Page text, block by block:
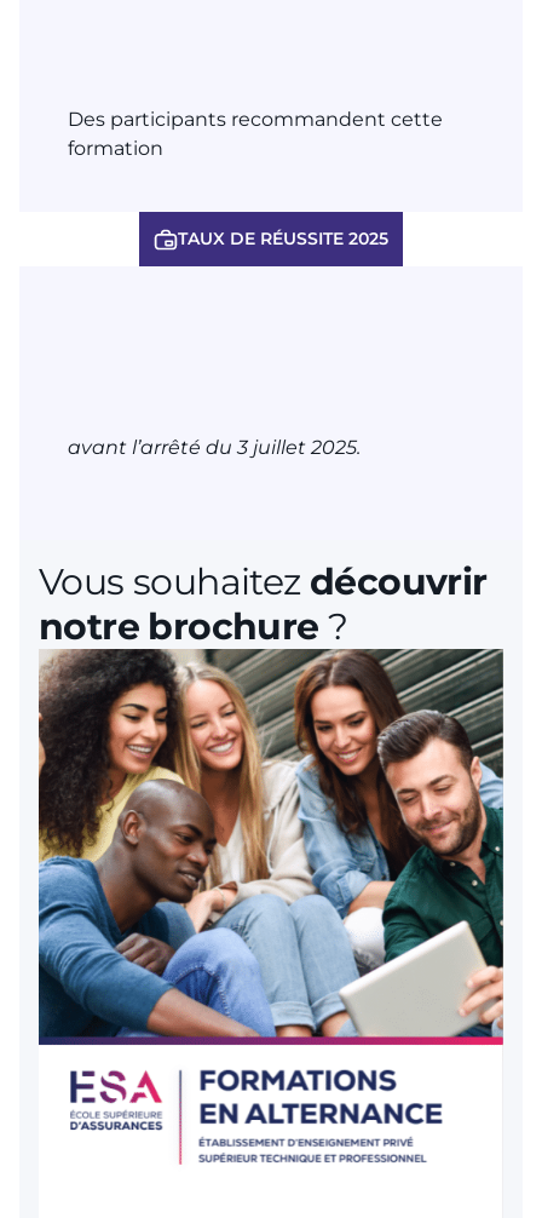
Des participants recommandent cette
formation
TAUX DE RÉUSSITE 2025
avant l’arrêté du 3 juillet 2025.
Vous souhaitez découvrir
notre brochure ?